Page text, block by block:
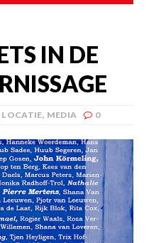
IN DE
LOCATIE, MEDIA 0